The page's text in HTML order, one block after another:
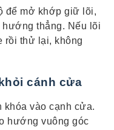
để mở khớp giữ lõi,
thẳng. Nếu lõi
rồi thử lại, không
cánh cửa
vào cạnh cửa.
hướng vuông góc